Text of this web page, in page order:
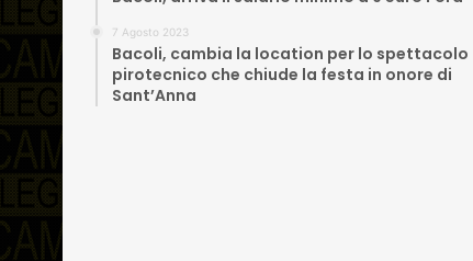
7 Agosto 2023
Bacoli, cambia la location per lo spettacolo
pirotecnico che chiude la festa in onore di
Sant’Anna